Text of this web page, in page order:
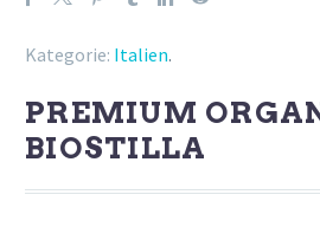
Kategorie: Italien.
PREMIUM
BIOSTILLA